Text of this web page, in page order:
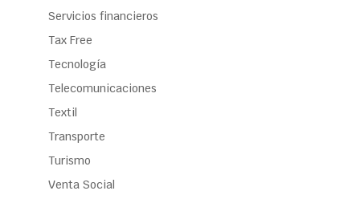
Servicios financieros
Tax Free
Tecnología
Telecomunicaciones
Textil
Transporte
Turismo
Venta Social